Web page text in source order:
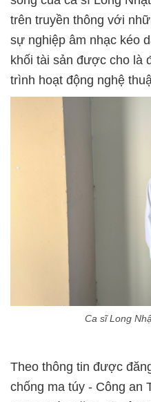
trên truyền thông với
sự nghiệp âm nhạc kéo
khối tài sản được cho là
trình hoạt động nghệ
Ca sĩ Long
Theo thông tin được
chống ma túy - Công an